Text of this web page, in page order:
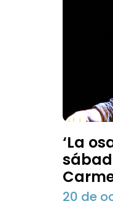
‘La
20 de